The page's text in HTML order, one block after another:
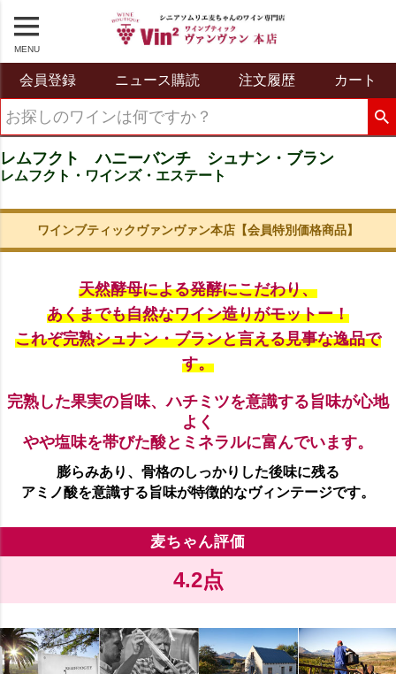
MENU
会員登録 ニュース購読 注文履歴 カート
レムフクト ハニーバンチ シュナン・ブラン
レムフクト・ワインズ・エステート
ワインブティックヴァンヴァン本店【会員特別価格商品】
天然酵母による発酵にこだわり、
あくまでも自然なワイン造りがモットー！
これぞ完熟シュナン・ブランと言える見事な逸品で
す。
完熟した果実の旨味、ハチミツを意識する旨味が心地
よく
やや塩味を帯びた酸とミネラルに富んでいます。
膨らみあり、骨格のしっかりした後味に残る
アミノ酸を意識する旨味が特徴的なヴィンテージです。
麦ちゃん評価
4.2点